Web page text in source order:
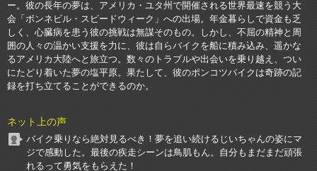
ー。彼の長年の夢は、アメリカ・ユタ州で開催される世界最速を競う大
会「ボンネビル・スピードウィーク」への出場。年金暮らしで資金も乏
しく、心臓病を患う彼の挑戦は無謀そのもの。しかし、不屈の精神と周
囲の人々の温かい支援を力に、彼は自らバイクを船に積み込み、遥かな
るアメリカ大陸へと旅立つ。数々のトラブルや出会いを乗り越え、つい
にたどり着いた夢の塩平原。果たして、彼のポンコツバイクは奇跡の記
録を打ち立てることができるのか。
ネット上の声
バイク乗りなら絶対見るべき！夢を追い続けるじいちゃんの姿にマ
ジで感動した。最後の疾走シーンは鳥肌もん。自分もまだまだ頑張
れるって勇気をもらえた！